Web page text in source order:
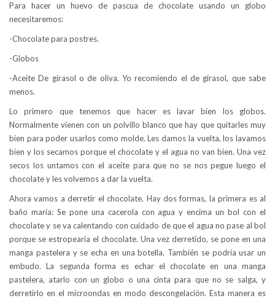
Para hacer un huevo de pascua de chocolate usando un globo
necesitaremos:
-Chocolate para postres.
-Globos
-Aceite De girasol o de oliva. Yo recomiendo el de girasol, que sabe
menos.
Lo primero que tenemos que hacer es lavar bien los globos.
Normalmente vienen con un polvillo blanco que hay que quitarles muy
bien para poder usarlos como molde. Les damos la vuelta, los lavamos
bien y los secamos porque el chocolate y el agua no van bien. Una vez
secos los untamos con el aceite para que no se nos pegue luego el
chocolate y les volvemos a dar la vuelta.
Ahora vamos a derretir el chocolate. Hay dos formas, la primera es al
baño maría: Se pone una cacerola con agua y encima un bol con el
chocolate y se va calentando con cuidado de que el agua no pase al bol
porque se estropearía el chocolate. Una vez derretido, se pone en una
manga pastelera y se echa en una botella. También se podría usar un
embudo. La segunda forma es echar el chocolate en una manga
pastelera, atarlo con un globo o una cinta para que no se salga, y
derretirlo en el microondas en modo descongelación. Esta manera es